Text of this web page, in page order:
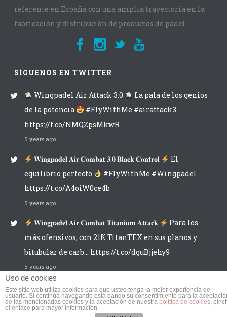
referente en España con una amplia trayectoria en la
fabricación y distribución de productos de pádel.
SÍGUENOS EN TWITTER
Wingpadel Air Attack 3.0
La pala de los genios
de la potencia
#FlyWithMe #airattack3
https://t.co/NMQZpsMkwR
5 years ago
𝐖𝐢𝐧𝐠𝐩𝐚𝐝𝐞𝐥 𝐀𝐢𝐫 𝐂𝐨𝐦𝐛𝐚𝐭 𝟑.𝟎 𝐁𝐥𝐚𝐜𝐤 𝐂𝐨𝐧𝐭𝐫𝐨𝐥
El
equilibrio perfecto
#FlyWithMe #Wingpadel
https://t.co/A4oiW0ce4b
5 years ago
𝐖𝐢𝐧𝐠𝐩𝐚𝐝𝐞𝐥 𝐀𝐢𝐫 𝐂𝐨𝐦𝐛𝐚𝐭 𝐓𝐢𝐭𝐚𝐧𝐢𝐮𝐦 𝐀𝐭𝐭𝐚𝐜𝐤
Para los
más ofensivos, con 21K TitanTEX en sus planos y
bitubular de carb… https://t.co/dguBjjehy9
5 years ago
Uso de cookies
Este sitio web utiliza cookies para que usted tenga la mejor experiencia de
usuario. Si continúa navegando está dando su consentimiento para la
de las mencionadas cookies y la aceptación de nuestra política de cookies,
el enlace para mayor información.